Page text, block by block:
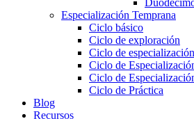
Especialización Temprana
Ciclo básico
Ciclo de exploración
Ciclo de
Ciclo de
Ciclo de
Ciclo de Práctica
Blog
Recursos